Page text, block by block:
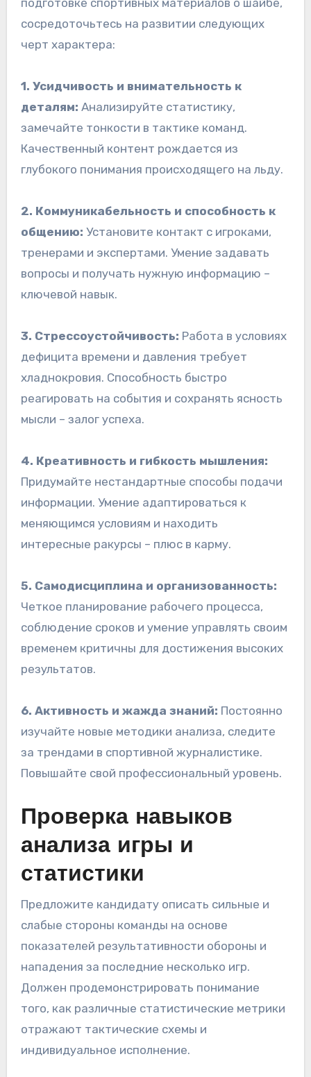
сосредоточьтесь на развитии следующих
черт характера:
1. Усидчивость и внимательность к
деталям: Анализируйте статистику,
замечайте тонкости в тактике команд.
Качественный контент рождается из
глубокого понимания происходящего на льду.
2. Коммуникабельность и способность к
общению: Установите контакт с игроками,
тренерами и экспертами. Умение задавать
вопросы и получать нужную информацию –
ключевой навык.
3. Стрессоустойчивость: Работа в условиях
дефицита времени и давления требует
хладнокровия. Способность быстро
реагировать на события и сохранять ясность
мысли – залог успеха.
4. Креативность и гибкость мышления:
Придумайте нестандартные способы подачи
информации. Умение адаптироваться к
меняющимся условиям и находить
интересные ракурсы – плюс в карму.
5. Самодисциплина и организованность:
Четкое планирование рабочего процесса,
соблюдение сроков и умение управлять своим
временем критичны для достижения высоких
результатов.
6. Активность и жажда знаний: Постоянно
изучайте новые методики анализа, следите
за трендами в спортивной журналистике.
Повышайте свой профессиональный уровень.
Проверка навыков
анализа игры и
статистики
Предложите кандидату описать сильные и
слабые стороны команды на основе
показателей результативности обороны и
нападения за последние несколько игр.
Должен продемонстрировать понимание
того, как различные статистические метрики
отражают тактические схемы и
индивидуальное исполнение.